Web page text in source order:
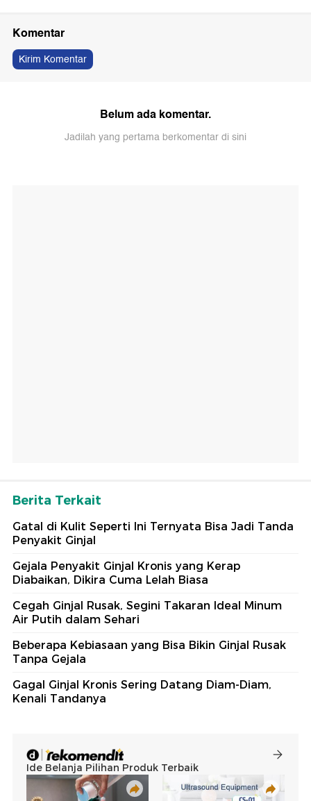
Komentar
Kirim Komentar
Belum ada komentar.
Jadilah yang pertama berkomentar di sini
Berita Terkait
Gatal di Kulit Seperti Ini Ternyata Bisa Jadi Tanda
Penyakit Ginjal
Gejala Penyakit Ginjal Kronis yang Kerap
Diabaikan, Dikira Cuma Lelah Biasa
Cegah Ginjal Rusak, Segini Takaran Ideal Minum
Air Putih dalam Sehari
Beberapa Kebiasaan yang Bisa Bikin Ginjal Rusak
Tanpa Gejala
Gagal Ginjal Kronis Sering Datang Diam-Diam,
Kenali Tandanya